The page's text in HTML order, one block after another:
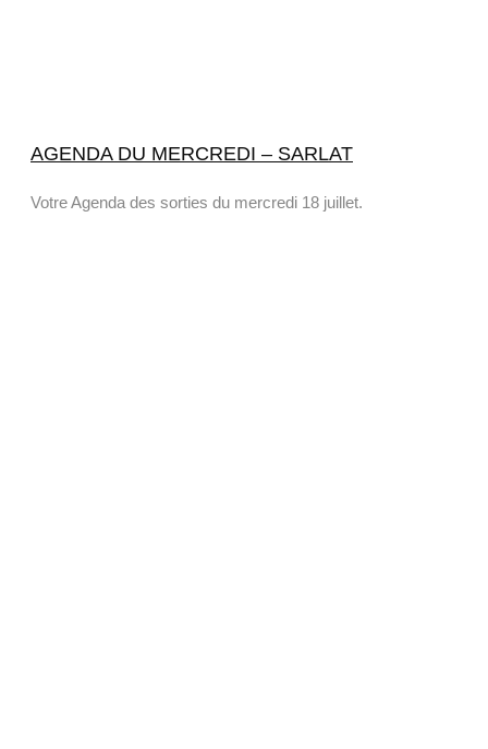
AGENDA DU MERCREDI – SARLAT
Votre Agenda des sorties du mercredi 18 juillet.